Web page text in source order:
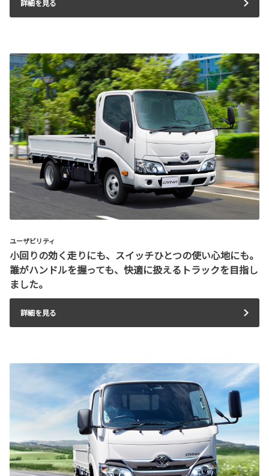
詳細を見る
ユーザビリティ
小回りの効く走りにも、スイッチひとつの使い心地にも。
誰がハンドルを握っても、快適に扱えるトラックを目指し
ました。
詳細を見る